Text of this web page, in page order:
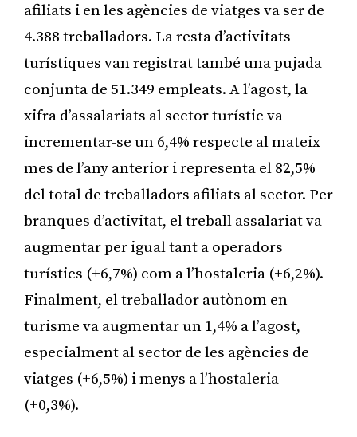
afiliats i en les agències de viatges va ser de
4.388 treballadors. La resta d’activitats
turístiques van registrat també una pujada
conjunta de 51.349 empleats. A l’agost, la
xifra d’assalariats al sector turístic va
incrementar-se un 6,4% respecte al mateix
mes de l’any anterior i representa el 82,5%
del total de treballadors afiliats al sector. Per
branques d’activitat, el treball assalariat va
augmentar per igual tant a operadors
turístics (+6,7%) com a l’hostaleria (+6,2%).
Finalment, el treballador autònom en
turisme va augmentar un 1,4% a l’agost,
especialment al sector de les agències de
viatges (+6,5%) i menys a l’hostaleria
(+0,3%).